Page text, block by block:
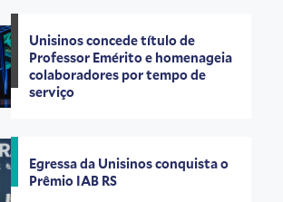
Unisinos concede título de
Professor Emérito e homenageia
colaboradores por tempo de
serviço
Egressa da Unisinos conquista o
Prêmio IAB RS